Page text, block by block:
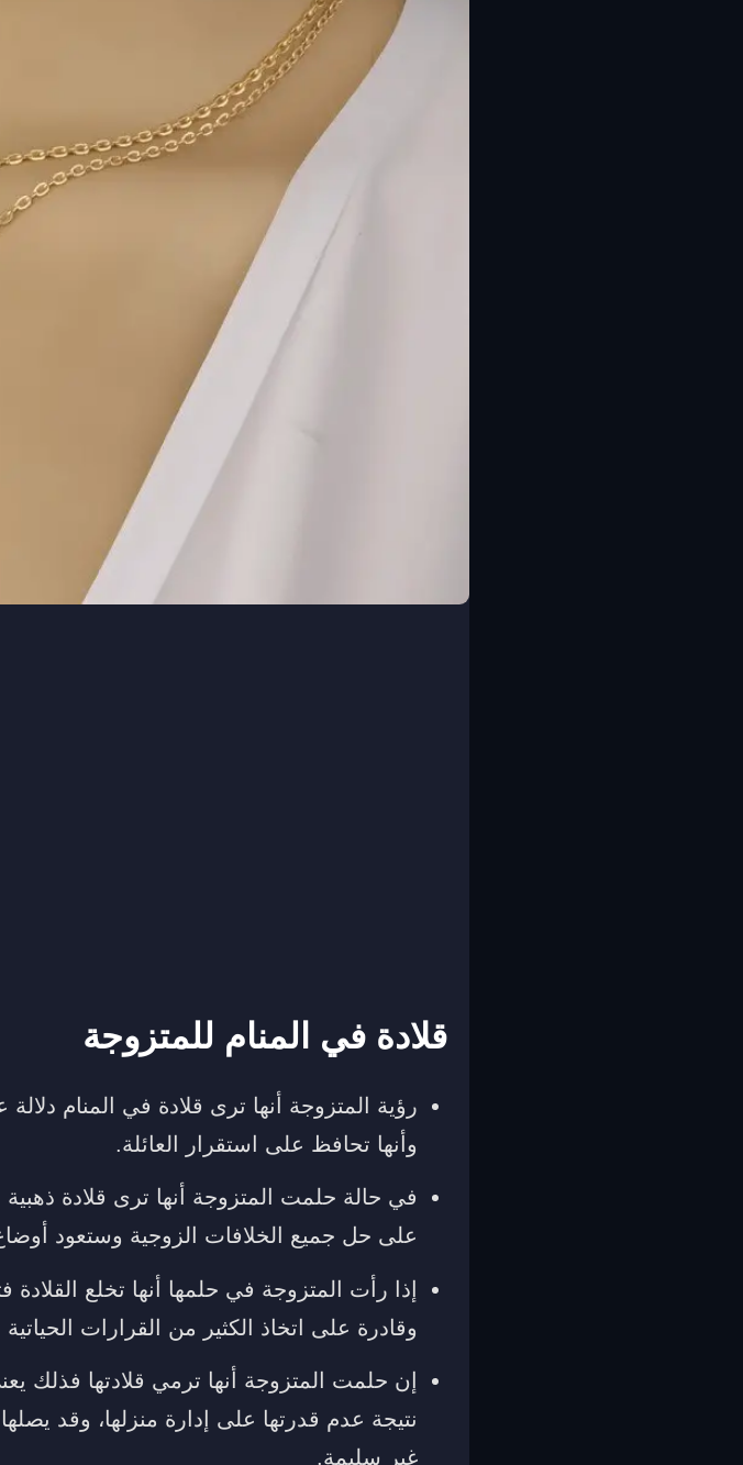
قلادة في المنام للمتزوجة
رؤية المتزوجة أنها ترى قلادة في المنام
وأنها تحافظ على استقرار العائلة.
في حالة حلمت المتزوجة أنها ترى قلادة
على حل جميع الخلافات الزوجية وستعود
إذا رأت المتزوجة في حلمها أنها تخلع
وقادرة على اتخاذ الكثير من القرارات
إن حلمت المتزوجة أنها ترمي قلادتها فذلك
نتيجة عدم قدرتها على إدارة منزلها، وقد
غير سليمة.